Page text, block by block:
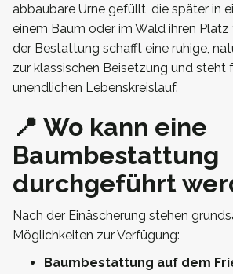
abbaubare Urne gefüllt, die später in
einem Baum oder im Wald ihren Platz
der Bestattung schafft eine ruhige,
zur klassischen Beisetzung und steht
unendlichen Lebenskreislauf.
📍 Wo kann eine
Baumbestattung
durchgeführt
Nach der Einäscherung stehen
Möglichkeiten zur Verfügung:
Baumbestattung auf dem